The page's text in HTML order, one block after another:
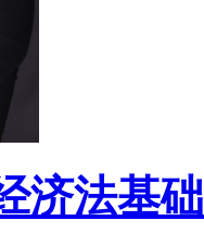
济法基